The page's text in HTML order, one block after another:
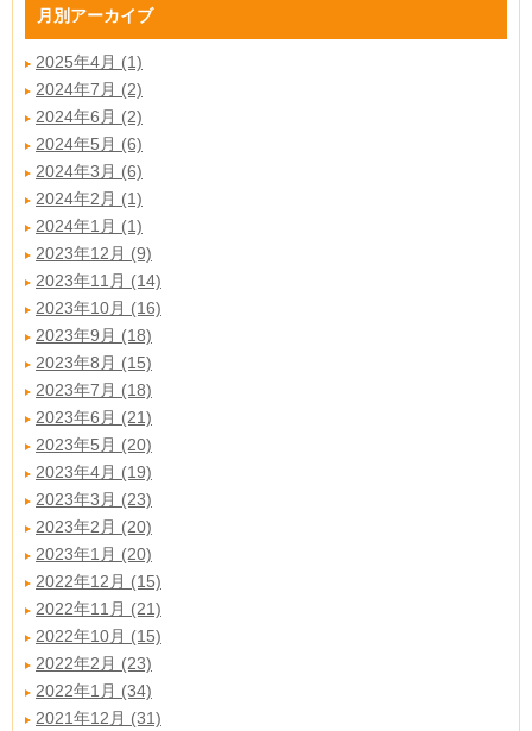
月別アーカイブ
2025年4月 (1)
2024年7月 (2)
2024年6月 (2)
2024年5月 (6)
2024年3月 (6)
2024年2月 (1)
2024年1月 (1)
2023年12月 (9)
2023年11月 (14)
2023年10月 (16)
2023年9月 (18)
2023年8月 (15)
2023年7月 (18)
2023年6月 (21)
2023年5月 (20)
2023年4月 (19)
2023年3月 (23)
2023年2月 (20)
2023年1月 (20)
2022年12月 (15)
2022年11月 (21)
2022年10月 (15)
2022年2月 (23)
2022年1月 (34)
2021年12月 (31)